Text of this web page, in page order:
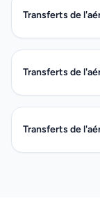
Transferts de
Transferts de
Transferts de